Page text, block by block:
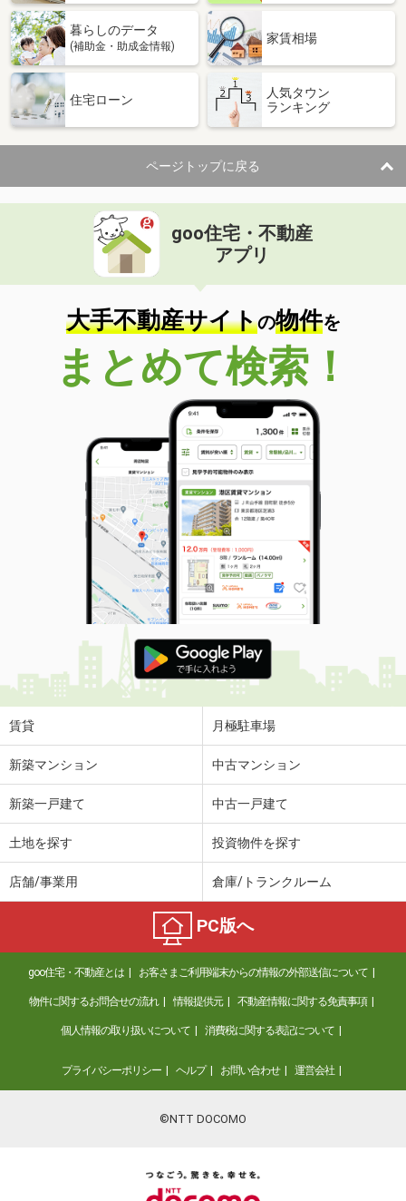
暮らしのデータ
(補助金・助成金情報)
家賃相場
住宅ローン
人気タウン
ランキング
ページトップに戻る
goo住宅・不動産
アプリ
大手不動産サイトの物件を
まとめて検索！
賃貸 月極駐車場
新築マンション 中古マンション
新築一戸建て 中古一戸建て
土地を探す 投資物件を探す
店舗/事業用 倉庫/トランクルーム
PC版へ
goo住宅・不動産とは お客さまご利用端末からの情報の外部送信について
物件に関するお問合せの流れ 情報提供元 不動産情報に関する免責事項
個人情報の取り扱いについて 消費税に関する表記について
プライバシーポリシー ヘルプ お問い合わせ 運営会社
©NTT DOCOMO